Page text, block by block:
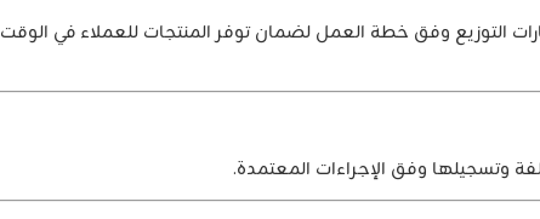
التوزيع وفق خطة العمل لضمان توفر المنتجات للعملاء في الوقت
وتسجيلها وفق الإجراءات المعتمدة.